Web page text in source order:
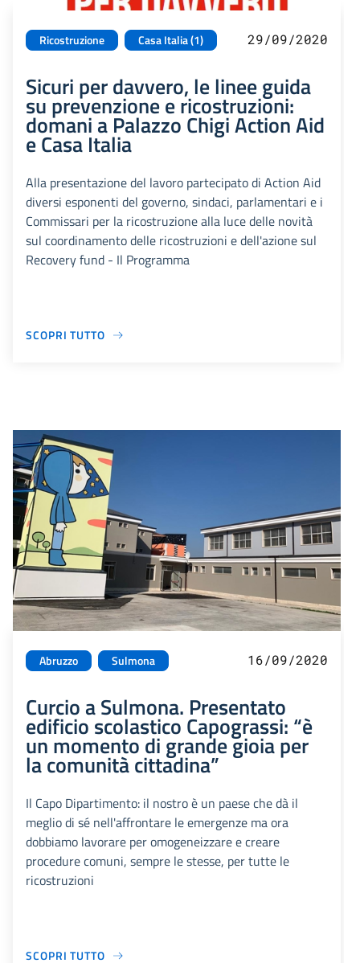
Ricostruzione Casa Italia (1) 29/09/2020
Sicuri per davvero, le linee guida
su prevenzione e ricostruzioni:
domani a Palazzo Chigi Action Aid
e Casa Italia
Alla presentazione del lavoro partecipato di Action Aid
diversi esponenti del governo, sindaci, parlamentari e i
Commissari per la ricostruzione alla luce delle novità
sul coordinamento delle ricostruzioni e dell'azione sul
Recovery fund - Il Programma
SCOPRI TUTTO
Abruzzo Sulmona 16/09/2020
Curcio a Sulmona. Presentato
edificio scolastico Capograssi: “è
un momento di grande gioia per
la comunità cittadina”
Il Capo Dipartimento: il nostro è un paese che dà il
meglio di sé nell'affrontare le emergenze ma ora
dobbiamo lavorare per omogeneizzare e creare
procedure comuni, sempre le stesse, per tutte le
ricostruzioni
SCOPRI TUTTO